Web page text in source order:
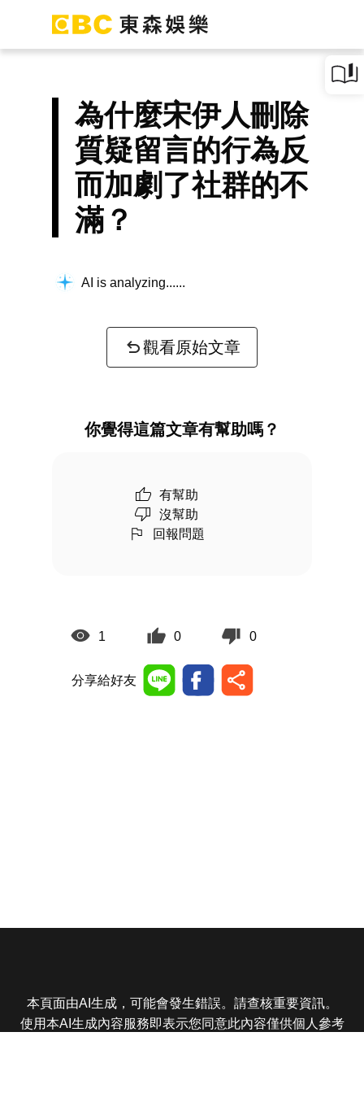
為什麼宋伊人刪除
質疑留言的行為反
而加劇了社群的不
滿？
AI is analyzing...
觀看原始文章
你覺得這篇文章有幫助嗎？
有幫助
沒幫助
回報問題
1 0 0
分享給好友
本頁面由AI生成，可能會發生錯誤。請查核重要資訊。
使用本AI生成內容服務即表示您同意此內容僅供個人參考